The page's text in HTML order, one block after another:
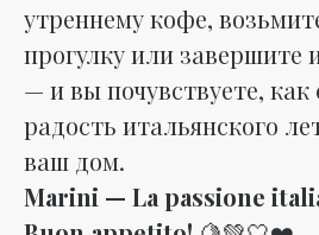
утреннему кофе,
прогулку или завершите
— и вы почувствуете, как
радость итальянского
ваш дом.
Marini — La passione